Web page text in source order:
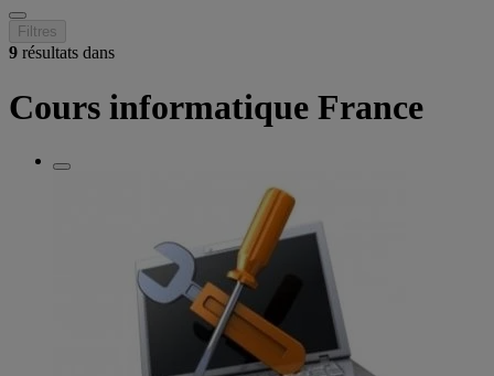
Filtres
9 résultats dans
Cours informatique France